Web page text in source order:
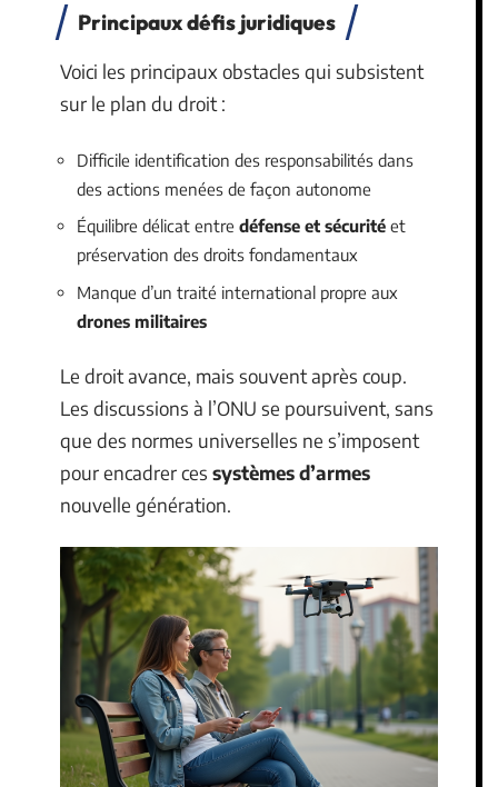
Principaux défis juridiques
Voici les principaux obstacles qui subsistent
sur le plan du droit :
Difficile identification des responsabilités dans
des actions menées de façon autonome
Équilibre délicat entre défense et sécurité et
préservation des droits fondamentaux
Manque d’un traité international propre aux
drones militaires
Le droit avance, mais souvent après coup.
Les discussions à l’ONU se poursuivent, sans
que des normes universelles ne s’imposent
pour encadrer ces systèmes d’armes
nouvelle génération.